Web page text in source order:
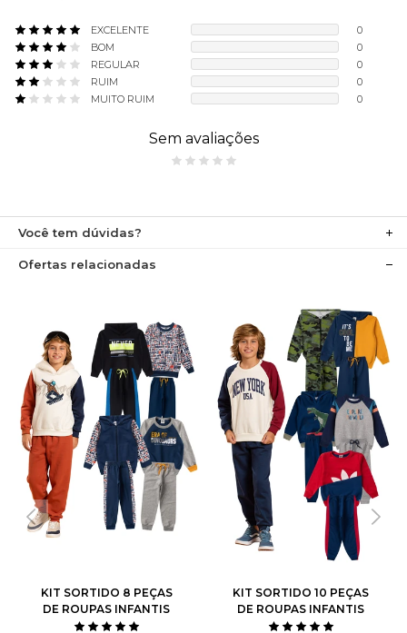
EXCELENTE
0
BOM
0
REGULAR
0
RUIM
0
MUITO RUIM
0
Sem avaliações
Você tem dúvidas?
Ofertas relacionadas
KIT SORTIDO 8 PEÇAS
DE ROUPAS INFANTIS
MASCULINO INVERNO - 4
KIT SORTIDO 10 PEÇAS
DE ROUPAS INFANTIS
MASCULINO INVERNO - 5